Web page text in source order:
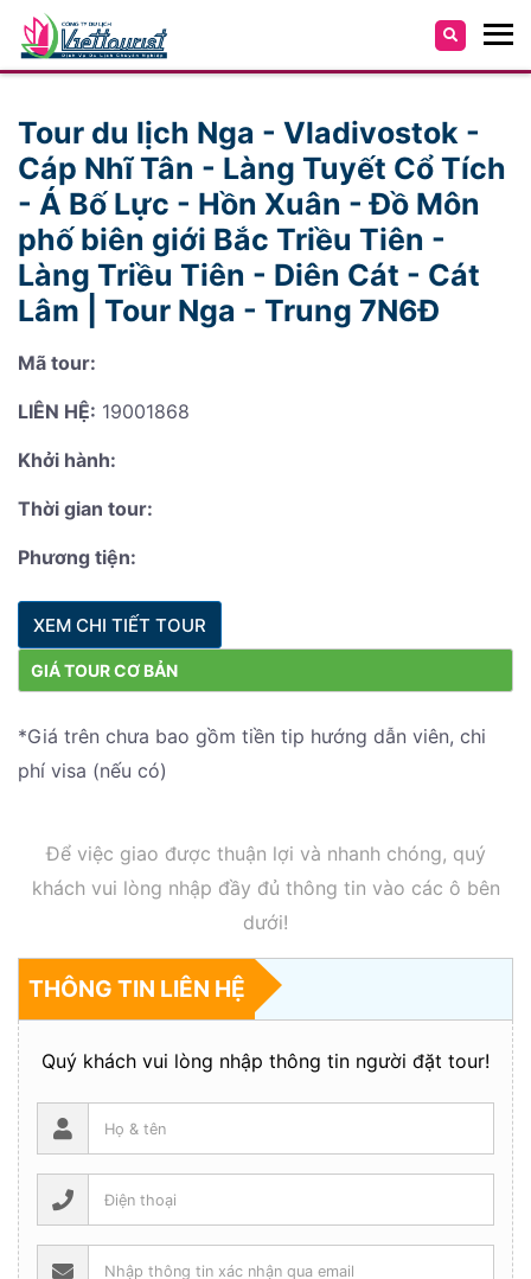
Tour du lịch Nga - Vladivostok -
Cáp Nhĩ Tân - Làng Tuyết Cổ Tích
- Á Bố Lực - Hồn Xuân - Đồ Môn
phố biên giới Bắc Triều Tiên -
Làng Triều Tiên - Diên Cát - Cát
Lâm | Tour Nga - Trung 7N6Đ
Mã tour:
LIÊN HỆ: 19001868
Khởi hành:
Thời gian tour:
Phương tiện:
XEM CHI TIẾT TOUR
GIÁ TOUR CƠ BẢN
*Giá trên chưa bao gồm tiền tip hướng dẫn viên, chi
phí visa (nếu có)
Để việc giao được thuận lợi và nhanh chóng, quý
khách vui lòng nhập đầy đủ thông tin vào các ô bên
dưới!
THÔNG TIN LIÊN HỆ
Quý khách vui lòng nhập thông tin người đặt tour!